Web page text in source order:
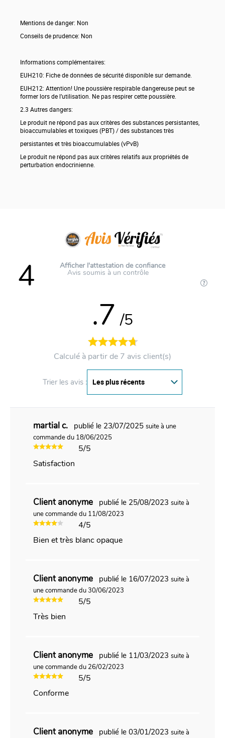
Mentions de danger: Non
Conseils de prudence: Non
Informations complémentaires:
EUH210: Fiche de données de sécurité disponible sur demande.
EUH212: Attention! Une poussière respirable dangereuse peut se
former lors de l’utilisation. Ne pas respirer cette poussière.
2.3 Autres dangers:
Le produit ne répond pas aux critères des substances persistantes,
bioaccumulables et toxiques (PBT) / des substances très
persistantes et très bioaccumulables (vPvB)
Le produit ne répond pas aux critères relatifs aux propriétés de
perturbation endocrinienne.
Afficher l'attestation de confiance
Avis soumis à un contrôle
4
.7 /5
Calculé à partir de 7 avis client(s)
Trier les avis :
martial c. publié le 23/07/2025 suite à une
commande du 18/06/2025
5/5
Satisfaction
Client anonyme publié le 25/08/2023 suite à
une commande du 11/08/2023
4/5
Bien et très blanc opaque
Client anonyme publié le 16/07/2023 suite à
une commande du 30/06/2023
5/5
Très bien
Client anonyme publié le 11/03/2023 suite à
une commande du 26/02/2023
5/5
Conforme
Client anonyme publié le 03/01/2023 suite à